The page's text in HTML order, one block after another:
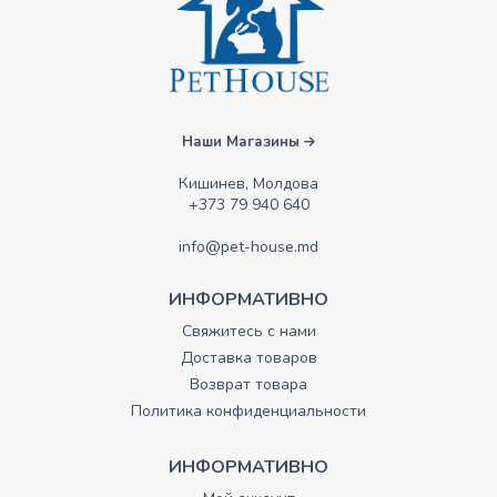
Наши Магазины
Кишинев, Молдова
+373 79 940 640
info@pet-house.md
ИНФОРМАТИВНО
Свяжитесь с нами
Доставка товаров
Возврат товара
Политика конфиденциальности
ИНФОРМАТИВНО